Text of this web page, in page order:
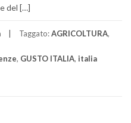
del […]
Taggato:AGRICOLTURA,
, GUSTO ITALIA, italia